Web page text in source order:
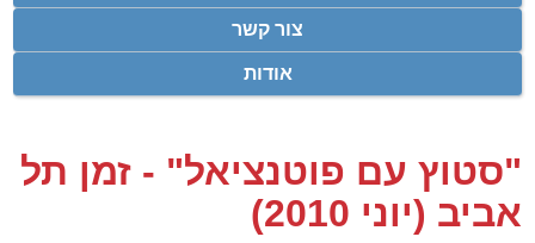
צור קשר
אודות
"סטוץ עם פוטנציאל" - זמן תל
אביב (יוני 2010)